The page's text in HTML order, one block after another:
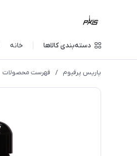
دسته‌بندی کالاها خانه
پاریس پرفیوم / فهرست محصولات